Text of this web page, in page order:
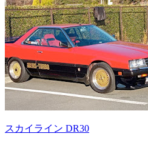
スカイライン DR30